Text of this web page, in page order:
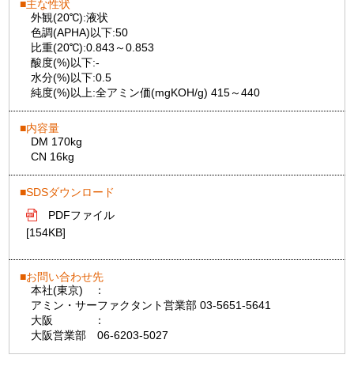
主な性状
外観(20℃):液状
色調(APHA)以下:50
比重(20℃):0.843～0.853
酸度(%)以下:-
水分(%)以下:0.5
純度(%)以上:全アミン価(mgKOH/g) 415～440
内容量
DM 170kg
CN 16kg
SDSダウンロード
PDFファイル
[154KB]
お問い合わせ先
本社(東京)
：
アミン・サーファクタント営業部 03-5651-5641
大阪
：
大阪営業部 06-6203-5027